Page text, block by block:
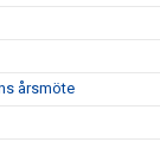
årsmöte